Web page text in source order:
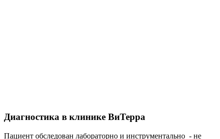
Диагностика в клинике ВиТерра
Пациент обследован лабораторно и инструментально - не